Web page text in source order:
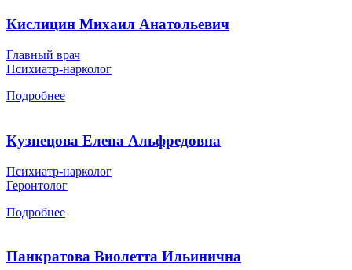
Кислицин Михаил Анатольевич
Главный врач
Психиатр-нарколог
Подробнее
Кузнецова Елена Альфредовна
Психиатр-нарколог
Геронтолог
Подробнее
Панкратова Виолетта Ильинична